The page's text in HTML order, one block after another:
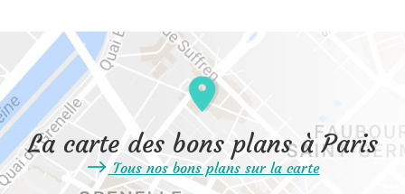
La carte des bons plans à Paris
Tous nos bons plans sur la carte